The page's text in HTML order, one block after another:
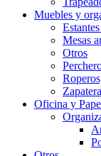
Muebles y
Mesas
Otros
Oficina y